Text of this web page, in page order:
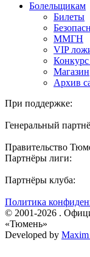
Болельщикам
Билеты
ММГН
VIP
Конкурс
Магазин
Архив
При поддержке:
Генеральный
Правительство
Партнёры лиги:
Партнёры клуба:
Политика
© 2001-2026 .
«Тюмень»
Developed by Maxim